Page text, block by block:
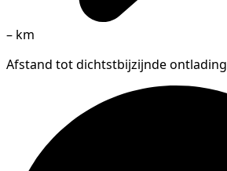
– km
Afstand tot dichtstbijzijnde ontlading